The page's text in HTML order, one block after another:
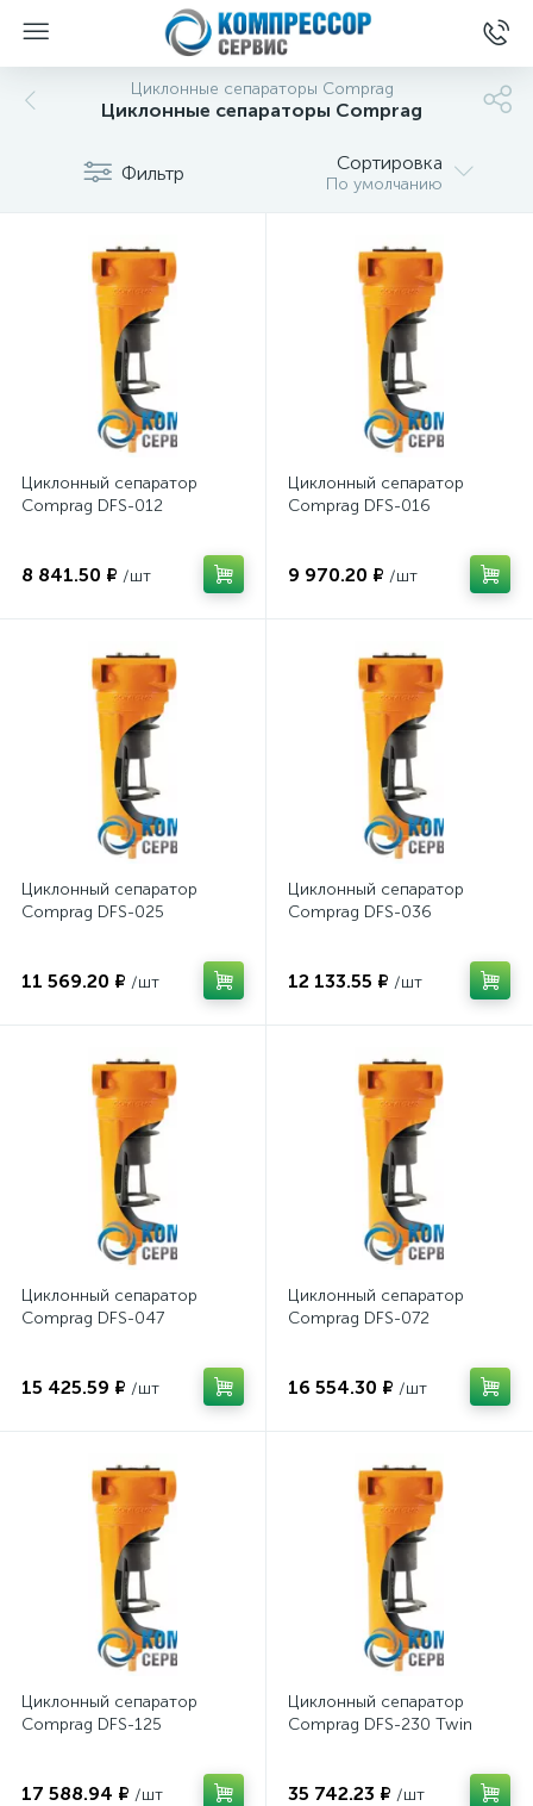
Циклонные сепараторы Comprag
Циклонные сепараторы Comprag
Фильтр Сортировка
По умолчанию
Циклонный сепаратор
Comprag DFS-012
8 841.50 ₽ /шт
Циклонный сепаратор
Comprag DFS-016
9 970.20 ₽ /шт
Циклонный сепаратор
Comprag DFS-025
11 569.20 ₽ /шт
Циклонный сепаратор
Comprag DFS-036
12 133.55 ₽ /шт
Циклонный сепаратор
Comprag DFS-047
15 425.59 ₽ /шт
Циклонный сепаратор
Comprag DFS-072
16 554.30 ₽ /шт
Циклонный сепаратор
Comprag DFS-125
17 588.94 ₽ /шт
Циклонный сепаратор
Comprag DFS-230 Twin
35 742.23 ₽ /шт